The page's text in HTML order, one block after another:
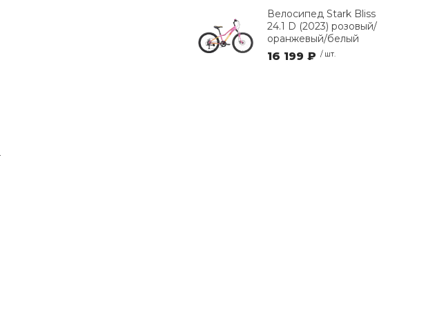
Велосипед Stark Bliss
24.1 D (2023) розовый/
оранжевый/белый
16 199 ₽ / шт.